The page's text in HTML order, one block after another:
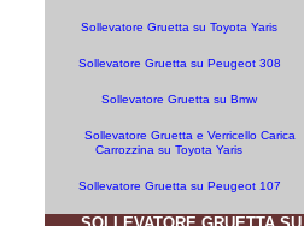
Sollevatore Gruetta su Toyota Yaris
Sollevatore Gruetta su Peugeot 308
Sollevatore Gruetta su Bmw
Sollevatore Gruetta e Verricello Carica
Carrozzina su Toyota Yaris
Sollevatore Gruetta su Peugeot 107